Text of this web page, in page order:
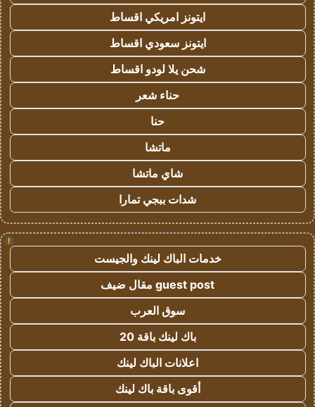
ايتونز امريكي اقساط
ايتونز سعودي اقساط
شحن يلا لودو اقساط
حناء شعر
حنا
ماتشا
شاي ماتشا
شدات ببجي تمارا
!
خدمات الباك لينك والجيست
guest post مقال ضيف
سوق العرب
باك لينك باقة 20
اعلانات الباك لينك
أقوى باقة باك لينك